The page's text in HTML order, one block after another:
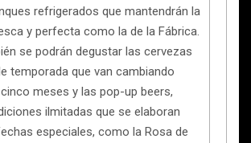
refrigerados que mantendrán la
y perfecta como la de la Fábrica.
se podrán degustar las cervezas
temporada que van cambiando
meses y las pop-up beers,
ilmitadas que se elaboran
especiales, como la Rosa de